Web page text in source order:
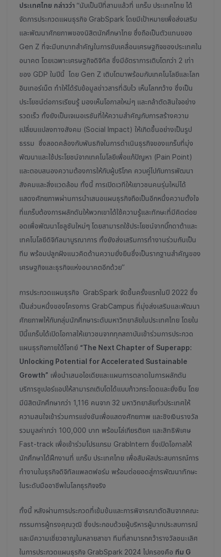
ประเทศไทย กล่าวว่า “นับเป็นปีที่สามแล้วที่ แกร็บ ประเทศไทย ได้
จัดการประกวดแผนธุรกิจ GrabSpark โดยมีเป้าหมายเพื่อส่งเสริม
และพัฒนาศักยภาพของนิสิตนักศึกษาไทย ซึ่งถือเป็นตัวแทนของ
Gen Z ที่จะมีบทบาทสำคัญในการขับเคลื่อนเศรษฐกิจของประเทศใน
อนาคต โดยเฉพาะเศรษฐกิจดิจิทัล ซึ่งมีอัตราการเติบโตกว่า 2 เท่า
ของ GDP ในปีนี้ โดย Gen Z เติบโตมาพร้อมกับเทคโนโลยีและโลก
อินเทอร์เน็ต ทำให้ได้รับข้อมูลข่าวสารที่ฉับไว เห็นโลกกว้าง ซึ่งเป็น
ประโยชน์ต่อการเรียนรู้ มองเห็นโอกาสใหม่ๆ และกล้าตัดสินใจอย่าง
รวดเร็ว ทั้งยังเป็นเจเนอเรชันที่ให้ความสำคัญกับการสร้างความ
เปลี่ยนแปลงทางสังคม (Social Impact) ให้เกิดขึ้นอย่างเป็นรูป
ธรรม ซึ่งสอดคล้องกับพันธกิจในการดำเนินธุรกิจของแกร็บที่มุ่ง
พัฒนาและใช้ประโยชน์จากเทคโนโลยีเพื่อแก้ปัญหา (Pain Point)
และตอบสนองความต้องการให้กับผู้บริโภค ควบคู่ไปกับการพัฒนา
สังคมและสิ่งแวดล้อม ทั้งนี้ การเปิดเวทีให้เยาวชนคนรุ่นใหม่ได้
แสดงศักยภาพผ่านการนำเสนอแผนธุรกิจถือเป็นอีกหนึ่งความตั้งใจ
ที่แกร็บต้องการผลักดันให้พวกเขาได้ใช้ความรู้และทักษะที่มีคิดต่อย
อดเพื่อพัฒนาโซลูชันใหม่ๆ โดยสามารถใช้ประโยชน์จากบิ๊กดาต้าและ
เทคโนโลยีดิจิทัลมาบูรณาการ ทั้งยังส่งเสริมการทำงานร่วมกันเป็น
ทีม พร้อมปลูกฝังแนวคิดด้านความยั่งยืนซึ่งเป็นรากฐานสำคัญของ
เศรษฐกิจและธุรกิจแห่งอนาคตอีกด้วย”
การประกวดแผนธุรกิจ GrabSpark จัดขึ้นครั้งแรกในปี 2022 ซึ่ง
เป็นส่วนหนึ่งของโครงการ GrabCampus ที่มุ่งส่งเสริมและพัฒนา
ศักยภาพให้กับกลุ่มนักศึกษาระดับมหาวิทยาลัยในประเทศไทย โดยใน
ปีนี้แกร็บได้เปิดโอกาสให้เยาวชนจากทุกสถาบันเข้าร่วมการประกวด
แผนธุรกิจภายใต้โจทย์ “The Next Chapter of Superapp:
Unlocking Potential for Accelerated Sustainable
Growth” เพื่อนำเสนอไอเดียและแผนการตลาดในการผลักดัน
บริการซูเปอร์แอปให้สามารถเติบโตได้แบบก้าวกระโดดและยั่งยืน โดย
มีนิสิตนักศึกษากว่า 1,116 คนจาก 32 มหาวิทยาลัยทั่วประเทศให้
ความสนใจเข้าร่วมการแข่งขันเพื่อแสดงศักยภาพ และชิงเงินรางวัล
รวมมูลค่ากว่า 100,000 บาท พร้อมโล่เกียรติยศ และสิทธิพิเศษ
Fast-track เพื่อเข้าร่วมโปรแกรม GrabIntern ซึ่งเปิดโอกาสให้
นักศึกษาได้ฝึกงานที่ แกร็บ ประเทศไทย เพื่อสัมผัสประสบการณ์การ
ทำงานในธุรกิจดิจิทัลแพลตฟอร์ม พร้อมต่อยอดสู่การพัฒนาทักษะ
ในระดับมืออาชีพในโลกธุรกิจจริง
ทั้งนี้ หลังผ่านการประกวดที่เข้มข้นและการพิจารณาตัดสินจากคณะ
กรรมการผู้ทรงคุณวุฒิ ซึ่งประกอบด้วยผู้บริหารผู้มากประสบการณ์
และมีความเชี่ยวชาญในหลายสาขา ทีมที่สามารถคว้ารางวัลชนะเลิศ
ในการประกวดแผนธุรกิจ GrabSpark 2024 ไปครองคือ ทีม G